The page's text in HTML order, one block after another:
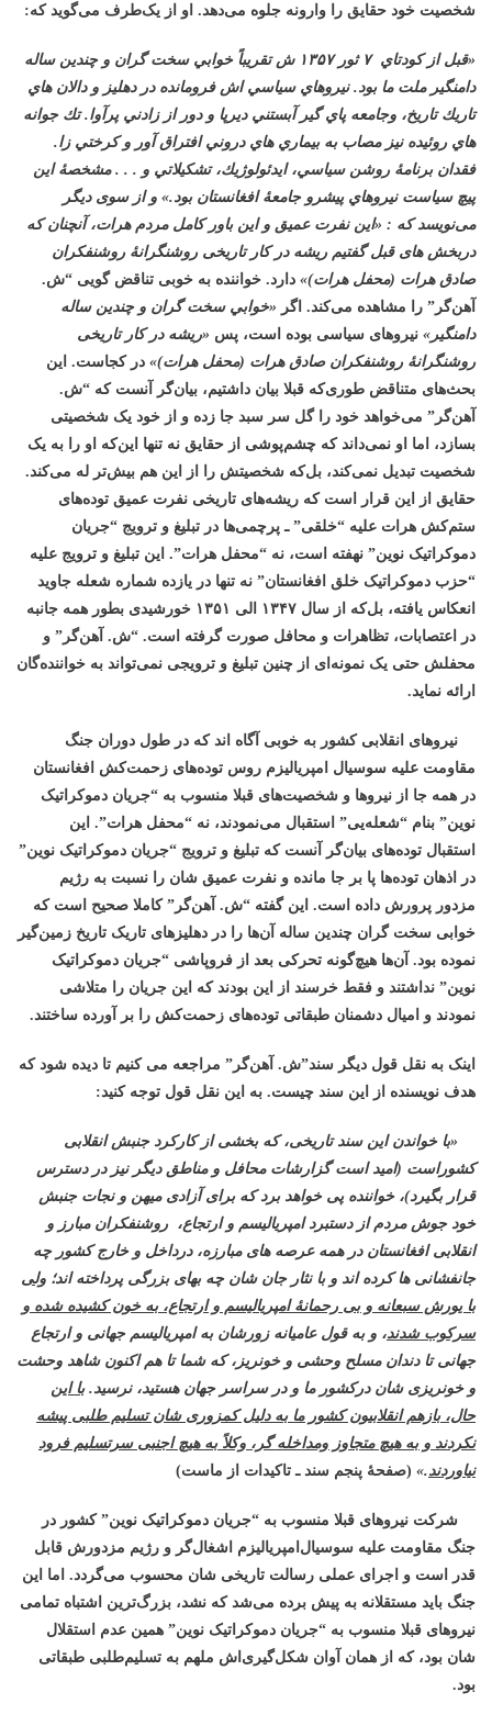
شخصیت خود حقایق را وارونه جلوه می‌دهد. او از یک‌طرف می‌گوید که:
«قبل از كودتاي۷ ثور۱۳۵۷ ش تقريباً خوابي سخت گران و چندين ساله
دامنگير ملت ما بود. نيروهاي سياسي اش فرومانده در دهليز و دالان هاي
تاريك تاريخ، وجامعه پاي گير آبستني ديرپا و دور از زادني پرآوا. تك جوانه
هاي روئيده نيز مصاب به بيماري هاي دروني افتراق آور و كرختي زا.
فقدان برنامۀ روشن سياسي، ايدئولوژيك، تشكيلاتي و . . . مشخصۀ اين
پيچ سياست نيروهاي پيشرو جامعۀ افغانستان بود.» و از سوی دیگر
می‌نویسد که : «این نفرت عمیق و این باور کامل مردم هرات، آنچنان که
دربخش های قبل گفتیم ریشه در کار تاریخی روشنگرانۀ روشنفکران
صادق هرات (محفل هرات)» دارد. خواننده به خوبی تناقض گویی “ش.
آهن‌گر” را مشاهده می‌کند. اگر «خوابي سخت گران و چندين ساله
دامنگير» نیروهای سیاسی بوده است، پس «ریشه در کار تاریخی
روشنگرانۀ روشنفکران صادق هرات (محفل هرات)» در کجاست. این
بحث‌های متناقض طوری‌که قبلا بیان داشتیم، بیان‌گر آنست که “ش.
آهن‌گر” می‌خواهد خود را گل سر سبد جا زده و از خود یک شخصیتی
بسازد، اما او نمی‌داند که چشم‌پوشی از حقایق نه تنها این‌که او را به یک
شخصیت تبدیل نمی‌کند، بل‌که شخصیتش را از این هم بیش‌تر له می‌کند.
حقایق از این قرار است که ریشه‌های تاریخی نفرت عمیق توده‌های
ستم‌کش هرات علیه “خلقی” ـ پرچمی‌ها در تبلیغ و ترویج “جریان
دموکراتیک نوین” نهفته است، نه “محفل هرات”. این تبلیغ و ترویج علیه
“حزب دموکراتیک خلق افغانستان” نه تنها در یازده شماره شعله جاوید
انعکاس یافته، بل‌که از سال ۱۳۴۷ الی ۱۳۵۱ خورشیدی بطور همه جانبه
در اعتصابات، تظاهرات و محافل صورت گرفته است. “ش. آهن‌گر” و
محفلش حتی یک نمونه‌ای از چنین تبلیغ و ترویجی نمی‌تواند به خواننده‌گان
ارائه نماید.
نیروهای انقلابی کشور به خوبی آگاه اند که در طول دوران جنگ
مقاومت علیه سوسیال امپریالیزم روس توده‌های زحمت‌کش افغانستان
در همه جا از نیروها و شخصیت‌های قبلا منسوب به “جریان دموکراتیک
نوین” بنام “شعله‌یی” استقبال می‌نمودند، نه “محفل هرات”. این
استقبال توده‌های بیان‌گر آنست که تبلیغ و ترویج “جریان دموکراتیک نوین”
در اذهان توده‌ها پا بر جا مانده و نفرت عمیق شان را نسبت به رژیم
مزدور پرورش داده است. این گفته “ش. آهن‌گر” کاملا صحیح است که
خوابی سخت گران چندین ساله آن‌ها را در دهلیزهای تاریک تاریخ زمین‌گیر
نموده بود. آن‌ها هیچ‌گونه تحرکی بعد از فروپاشی “جریان دموکراتیک
نوین” نداشتند و فقط خرسند از این بودند که این جریان را متلاشی
نمودند و امیال دشمنان طبقاتی توده‌های زحمت‌کش را بر آورده ساختند.
اینک به نقل قول دیگر سند”ش. آهن‌گر” مراجعه می کنیم تا دیده شود که
هدف نویسنده از این سند چیست. به این نقل قول توجه کنید:
«با خواندن این سند تاریخی، که بخشی از کارکرد جنبش انقلابی
کشوراست (امید است گزارشات محافل و مناطق دیگر نیز در دسترس
قرار بگیرد)، خواننده پی خواهد برد که برای آزادی میهن و نجات جنبش
خود جوش مردم از دستبرد امپریالیسم و ارتجاع، روشنفکران مبارز و
انقلابی افغانستان در همه عرصه های مبارزه، درداخل و خارج کشور چه
جانفشانی ها کرده اند و با نثار جان شان چه بهای بزرگی پرداخته اند؛ ولی
با یورش سبعانه و بی رحمانۀ امپریالیسم و ارتجاع، به خون کشیده شده و
سرکوب شدند، و به قول عامیانه زورشان به امپریالیسم جهانی و ارتجاع
جهانی تا دندان مسلح وحشی و خونریز، که شما تا هم اکنون شاهد وحشت
و خونریزی شان درکشور ما و در سراسر جهان هستید، نرسید.با این
حال، بازهم انقلابیون کشور ما به دلیل کمزوری شان تسلیم طلبی پیشه
نکردند و به هیچ متجاوز ومداخله گر، وکلاً به هیچ اجنبی سرتسلیم فرود
نیاوردند.» (صفحۀ پنجم سند ـ تاکیدات از ماست)
شرکت نیروهای قبلا منسوب به “جریان دموکراتیک نوین” کشور در
جنگ مقاومت علیه سوسیال‌امپریالیزم اشغال‌گر و رژیم مزدورش قابل
قدر است و اجرای عملی رسالت تاریخی شان محسوب می‌گردد. اما این
جنگ باید مستقلانه به پیش برده می‌شد که نشد، بزرگ‌ترین اشتباه تمامی
نیروهای قبلا منسوب به “جریان دموکراتیک نوین” همین عدم استقلال
شان بود، که از همان آوان شکل‌گیری‌اش ملهم به تسلیم‌طلبی طبقاتی
بود.